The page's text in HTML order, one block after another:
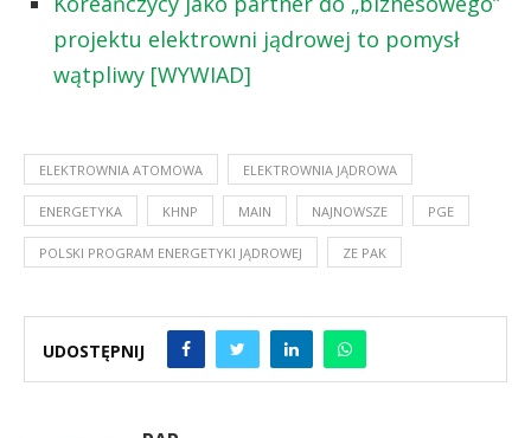
projektu elektrowni jądrowej to pomysł
wątpliwy [WYWIAD]
ELEKTROWNIA ATOMOWA ELEKTROWNIA JĄDROWA
ENERGETYKA KHNP MAIN NAJNOWSZE PGE
POLSKI PROGRAM ENERGETYKI JĄDROWEJ ZE PAK
UDOSTĘPNIJ